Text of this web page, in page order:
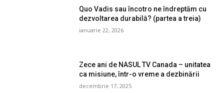
Quo Vadis sau încotro ne îndreptăm cu
dezvoltarea durabilă? (partea a treia)
ianuarie 22, 2026
Zece ani de NASUL TV Canada – unitatea
ca misiune, într-o vreme a dezbinării
decembrie 17, 2025